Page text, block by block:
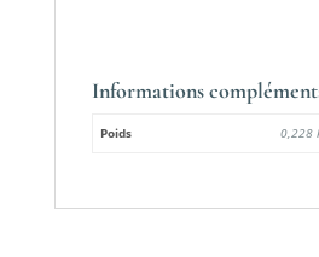
Informations
Poids 0,228